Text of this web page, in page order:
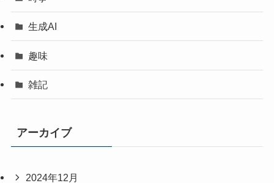
生成AI
趣味
雑記
アーカイブ
2024年12月